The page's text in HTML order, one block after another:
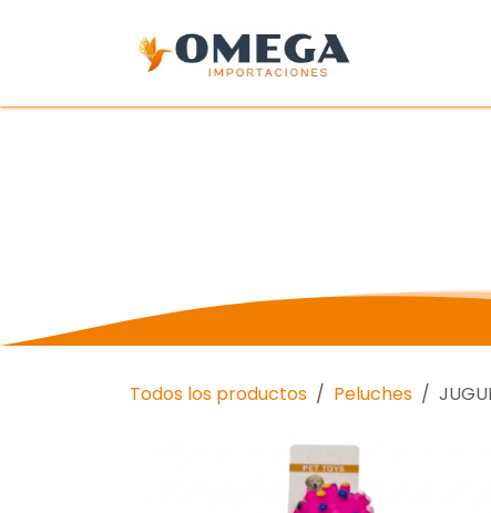
Todos los productos Peluches